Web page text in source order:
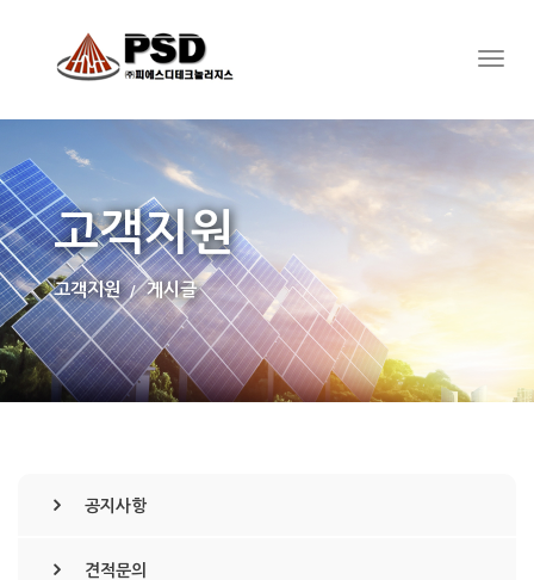
고객지원
고객지원 게시글
공지사항
견적문의